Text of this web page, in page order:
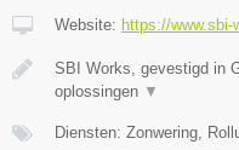
Website: https://www.sbi-
SBI Works, gevestigd in
oplossingen ▼
Diensten: Zonwering,